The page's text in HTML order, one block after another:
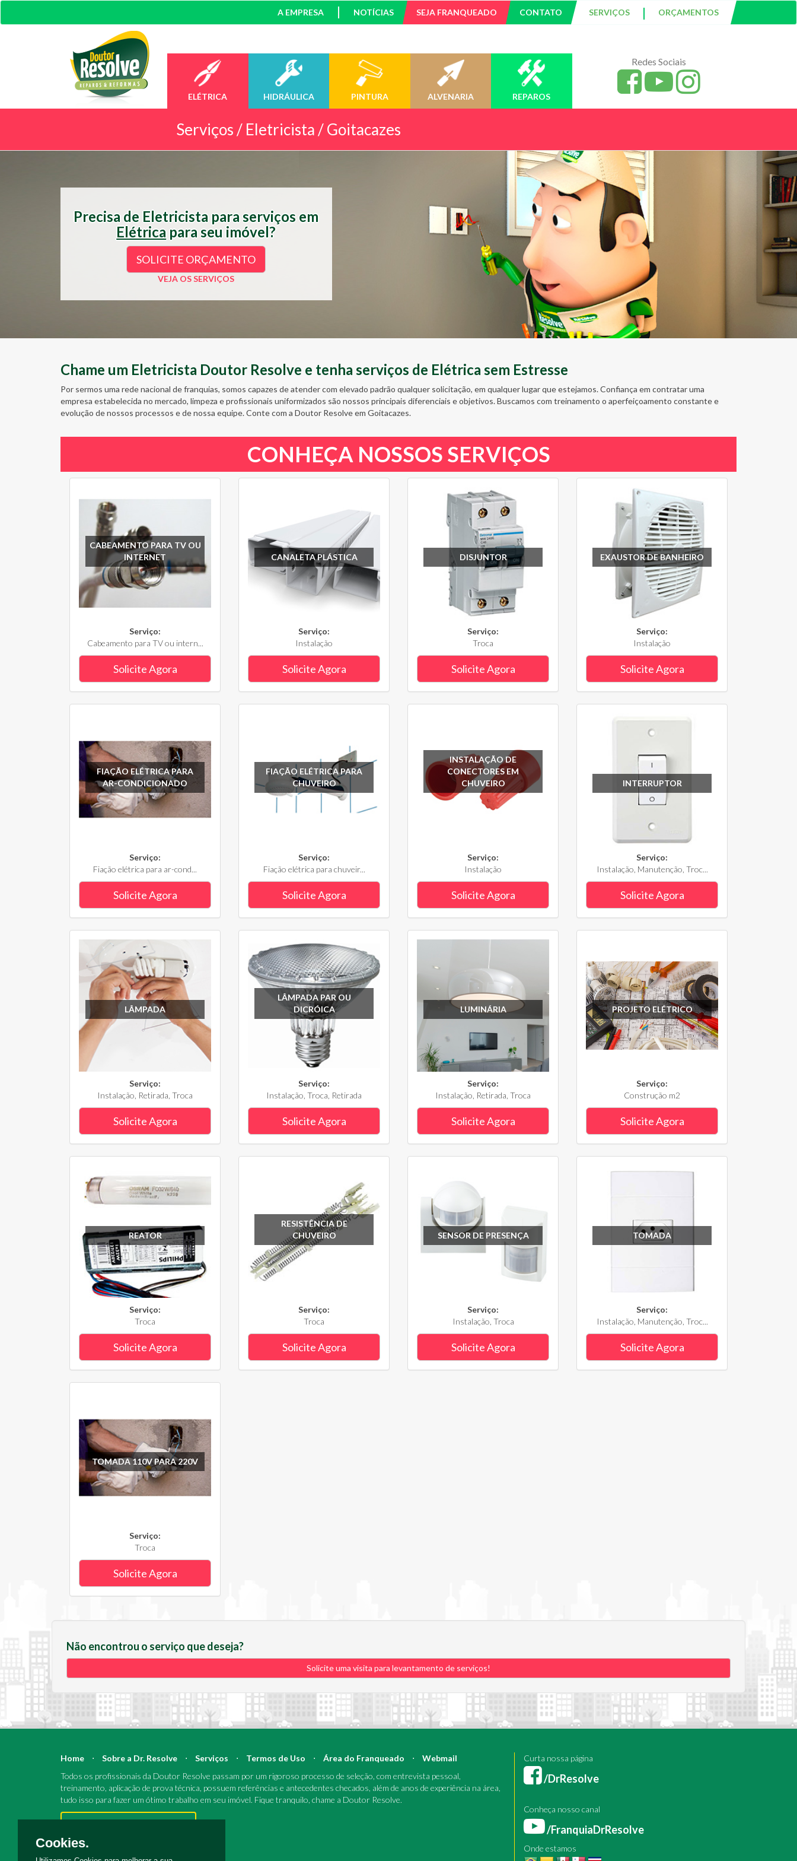
A EMPRESA NOTÍCIAS SEJA FRANQUEADO CONTATO SERVIÇOS | ORÇAMENTOS
ELÉTRICA HIDRÁULICA PINTURA ALVENARIA REPAROS
Redes Sociais
Serviços / Eletricista / Goitacazes
Precisa de Eletricista para serviços em
Elétrica para seu imóvel?
SOLICITE ORÇAMENTO
VEJA OS SERVIÇOS
Chame um Eletricista Doutor Resolve e tenha serviços de Elétrica sem Estresse
Por sermos uma rede nacional de franquias, somos capazes de atender com elevado padrão qualquer solicitação, em qualquer lugar que estejamos. Confiança em contratar uma
empresa estabelecida no mercado, limpeza e profissionais uniformizados são nossos principais diferenciais e objetivos. Buscamos com treinamento o aperfeiçoamento constante e
evolução de nossos processos e de nossa equipe. Conte com a Doutor Resolve em Goitacazes.
CONHEÇA NOSSOS SERVIÇOS
CABEAMENTO PARA TV OU
INTERNET
Serviço:
Cabeamento para TV ou intern...
Solicite Agora
CANALETA PLÁSTICA
Serviço:
Instalação
Solicite Agora
DISJUNTOR
Serviço:
Troca
Solicite Agora
EXAUSTOR DE BANHEIRO
Serviço:
Instalação
Solicite Agora
FIAÇÃO ELÉTRICA PARA
AR-CONDICIONADO
Serviço:
Fiação elétrica para ar-cond...
Solicite Agora
FIAÇÃO ELÉTRICA PARA
CHUVEIRO
Serviço:
Fiação elétrica para chuveir...
Solicite Agora
INSTALAÇÃO DE
CONECTORES EM
CHUVEIRO
Serviço:
Instalação
Solicite Agora
INTERRUPTOR
Serviço:
Instalação, Manutenção, Troc...
Solicite Agora
LÂMPADA
Serviço:
Instalação, Retirada, Troca
Solicite Agora
LÂMPADA PAR OU
DICRÓICA
Serviço:
Instalação, Troca, Retirada
Solicite Agora
LUMINÁRIA
Serviço:
Instalação, Retirada, Troca
Solicite Agora
PROJETO ELÉTRICO
Serviço:
Construção m2
Solicite Agora
REATOR
Serviço:
Troca
Solicite Agora
RESISTÊNCIA DE
CHUVEIRO
Serviço:
Troca
Solicite Agora
SENSOR DE PRESENÇA
Serviço:
Instalação, Troca
Solicite Agora
TOMADA
Serviço:
Instalação, Manutenção, Troc...
Solicite Agora
TOMADA 110V PARA 220V
Serviço:
Troca
Solicite Agora
Não encontrou o serviço que deseja?
Solicite uma visita para levantamento de serviços!
Home ⋅ Sobre a Dr. Resolve ⋅ Serviços ⋅ Termos de Uso ⋅ Área do Franqueado ⋅
Webmail
Todos os profissionais da Doutor Resolve passam por um rigoroso processo de seleção, com entrevista pessoal,
treinamento, aplicação de prova técnica, possuem referências e antecedentes checados, além de anos de experiência na área,
tudo isso para fazer um ótimo trabalho em seu imóvel. Fique tranquilo, chame a Doutor Resolve.
Pronto para reparos e reformas?
Curta nossa página
/DrResolve
Conheça nosso canal
/FranquiaDrResolve
Onde estamos
Cookies.